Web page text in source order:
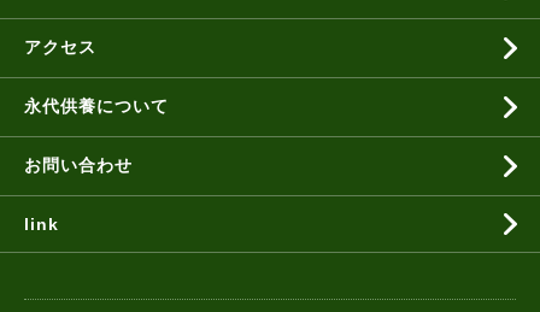
アクセス
永代供養について
お問い合わせ
link